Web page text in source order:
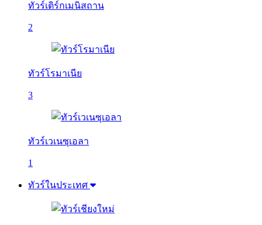
ทัวร์เติร์กเมนิสถาน
2
ทัวร์โรมาเนีย
3
ทัวร์เวเนซุเอลา
1
ทัวร์ในประเทศ